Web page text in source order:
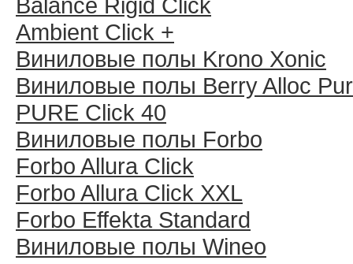
Ambient Click +
Виниловые полы Krono Xonic
Виниловые полы Berry Alloc
PURE Click 40
Виниловые полы Forbo
Forbo Allura Click
Forbo Allura Click XXL
Forbo Effekta Standard
Виниловые полы Wineo